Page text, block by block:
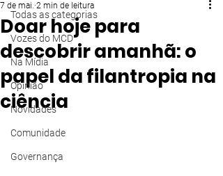
Todas as categorias
Vozes do MCD
Na Mídia
Opinião
Novidades
Comunidade
Governança
Doar hoje para
descobrir amanhã: o
papel da filantropia na
ciência
7 de mai. 2 min de leitura